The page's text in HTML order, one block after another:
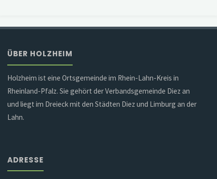
ÜBER HOLZHEIM
Holzheim ist eine Ortsgemeinde im Rhein-Lahn-Kreis in
Rheinland-Pfalz. Sie gehört der Verbandsgemeinde Diez an
und liegt im Dreieck mit den Städten Diez und Limburg an der
Lahn.
ADRESSE